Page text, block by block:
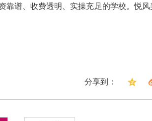
谱、收费透明、实操充足的学校。悦
分享到：